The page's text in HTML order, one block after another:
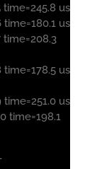
us
us
time=208.3
us
us
time=198.1